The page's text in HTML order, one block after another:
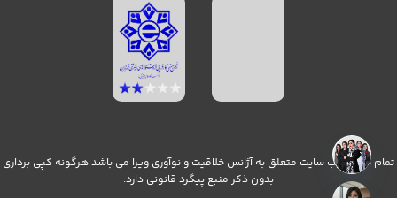
تمام حقوق وب سایت متعلق به آژانس خلاقیت و نوآوری ویرا می باشد هرگونه کپی برداری
بدون ذکر منبع پیگرد قانونی دارد.